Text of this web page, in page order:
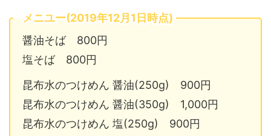
メニユー(2019年12月1日時点)
醤油そば 800円
塩そば 800円
昆布水のつけめん 醤油(250g) 900円
昆布水のつけめん 醤油(350g) 1,000円
昆布水のつけめん 塩(250g) 900円